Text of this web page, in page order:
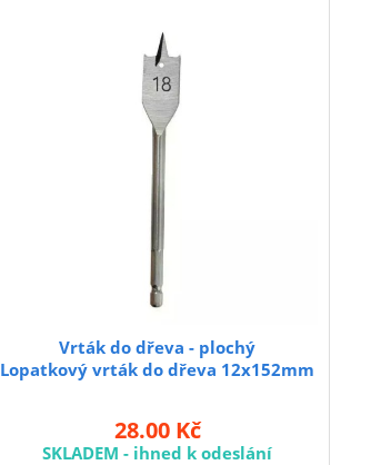
Lopatkový vrták do dřeva 12x152mm
Vrták do dřeva - plochý
28.00 Kč
SKLADEM - ihned k odeslání